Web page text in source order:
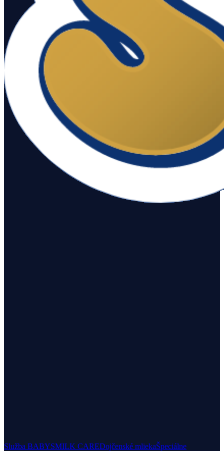
Služba BABYSMILK CAREDojčenské mliekaŠpeciálne